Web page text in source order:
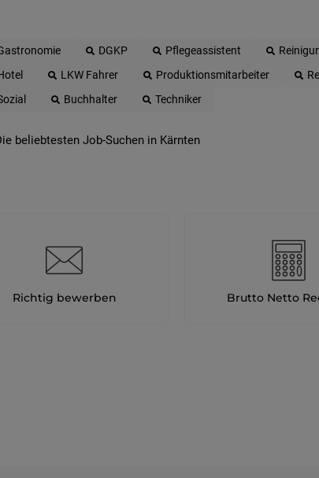
DGKP Pflegeassistent
LKW Fahrer Produktionsmitarbeiter
Buchhalter Techniker
beliebtesten Job-Suchen in Kärnten
Richtig bewerben Brutto Netto